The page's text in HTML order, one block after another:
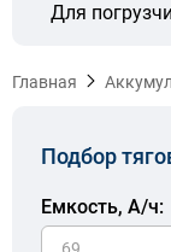
Для
Главная
Подбор
Емкость, A/ч: